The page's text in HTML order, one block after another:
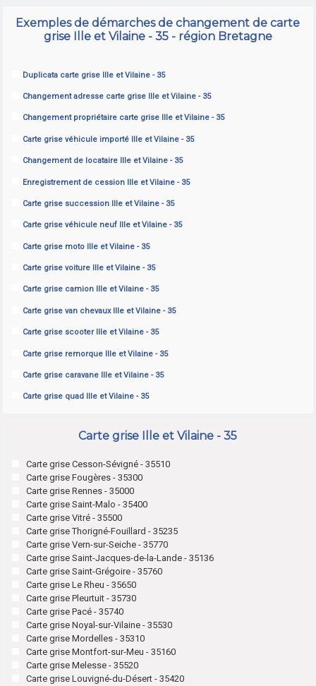
Exemples de démarches de changement de carte
grise Ille et Vilaine - 35 - région Bretagne
Duplicata carte grise Ille et Vilaine - 35
Changement adresse carte grise Ille et Vilaine - 35
Changement propriétaire carte grise Ille et Vilaine - 35
Carte grise véhicule importé Ille et Vilaine - 35
Changement de locataire Ille et Vilaine - 35
Enregistrement de cession Ille et Vilaine - 35
Carte grise succession Ille et Vilaine - 35
Carte grise véhicule neuf Ille et Vilaine - 35
Carte grise moto Ille et Vilaine - 35
Carte grise voiture Ille et Vilaine - 35
Carte grise camion Ille et Vilaine - 35
Carte grise van chevaux Ille et Vilaine - 35
Carte grise scooter Ille et Vilaine - 35
Carte grise remorque Ille et Vilaine - 35
Carte grise caravane Ille et Vilaine - 35
Carte grise quad Ille et Vilaine - 35
Carte grise Ille et Vilaine - 35
Carte grise Cesson-Sévigné - 35510
Carte grise Fougères - 35300
Carte grise Rennes - 35000
Carte grise Saint-Malo - 35400
Carte grise Vitré - 35500
Carte grise Thorigné-Fouillard - 35235
Carte grise Vern-sur-Seiche - 35770
Carte grise Saint-Jacques-de-la-Lande - 35136
Carte grise Saint-Grégoire - 35760
Carte grise Le Rheu - 35650
Carte grise Pleurtuit - 35730
Carte grise Pacé - 35740
Carte grise Noyal-sur-Vilaine - 35530
Carte grise Mordelles - 35310
Carte grise Montfort-sur-Meu - 35160
Carte grise Melesse - 35520
Carte grise Louvigné-du-Désert - 35420